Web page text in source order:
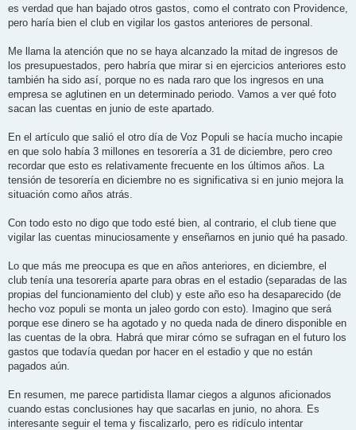
es verdad que han bajado otros gastos, como el contrato con Providence,
pero haría bien el club en vigilar los gastos anteriores de personal.
Me llama la atención que no se haya alcanzado la mitad de ingresos de
los presupuestados, pero habría que mirar si en ejercicios anteriores esto
también ha sido así, porque no es nada raro que los ingresos en una
empresa se aglutinen en un determinado periodo. Vamos a ver qué foto
sacan las cuentas en junio de este apartado.
En el artículo que salió el otro día de Voz Populi se hacía mucho incapie
en que solo había 3 millones en tesorería a 31 de diciembre, pero creo
recordar que esto es relativamente frecuente en los últimos años. La
tensión de tesorería en diciembre no es significativa si en junio mejora la
situación como años atrás.
Con todo esto no digo que todo esté bien, al contrario, el club tiene que
vigilar las cuentas minuciosamente y enseñarnos en junio qué ha pasado.
Lo que más me preocupa es que en años anteriores, en diciembre, el
club tenía una tesorería aparte para obras en el estadio (separadas de las
propias del funcionamiento del club) y este año eso ha desaparecido (de
hecho voz populi se monta un jaleo gordo con esto). Imagino que será
porque ese dinero se ha agotado y no queda nada de dinero disponible en
las cuentas de la obra. Habrá que mirar cómo se sufragan en el futuro los
gastos que todavía quedan por hacer en el estadio y que no están
pagados aún.
En resumen, me parece partidista llamar ciegos a algunos aficionados
cuando estas conclusiones hay que sacarlas en junio, no ahora. Es
interesante seguir el tema y fiscalizarlo, pero es ridículo intentar